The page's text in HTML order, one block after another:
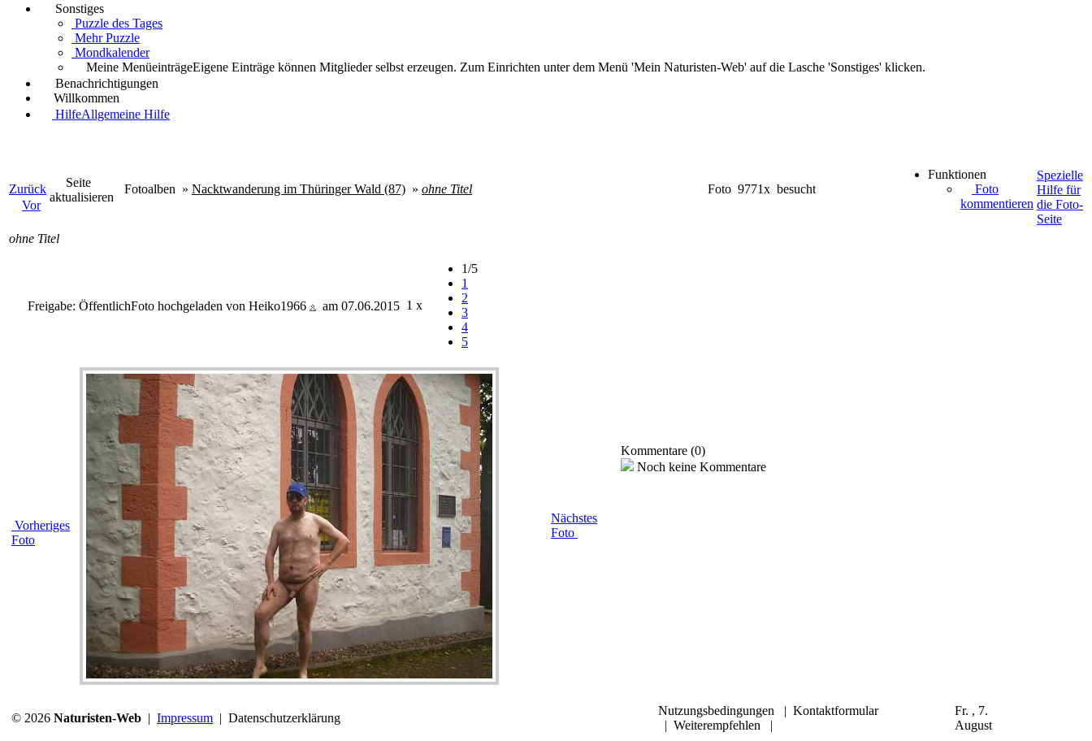
Sonstiges
Puzzle des Tages
Mehr Puzzle
Mondkalender
Meine MenüeinträgeEigene Einträge können Mitglieder selbst erzeugen. Zum Einrichten unter dem Menü 'Mein Naturisten-Web' auf die Lasche 'Sonstiges' klicken.
Benachrichtigungen
Willkommen
HilfeAllgemeine Hilfe
Zurück
Vor
Seite
aktualisieren
Fotoalben » Nacktwanderung im Thüringer Wald (87) » ohne Titel Foto 9771x besucht
Funktionen
Foto
kommentieren
Spezielle
Hilfe für
die Foto-
Seite
ohne Titel
Freigabe: ÖffentlichFoto hochgeladen von Heiko1966 am 07.06.2015 1 x
1/5
1
2
3
4
5
Vorheriges
Foto
Nächstes
Foto
Kommentare (0)
Noch keine Kommentare
© 2026 Naturisten-Web | Impressum | Datenschutzerklärung
Nutzungsbedingungen | Kontaktformular
| Weiterempfehlen |
Fr. , 7.
August